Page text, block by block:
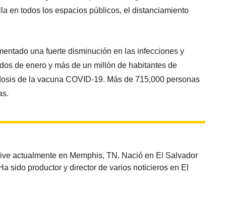
en todos los espacios públicos, el distanciamiento
una fuerte disminución en las infecciones y
de enero y más de un millón de habitantes de
de la vacuna COVID-19. Más de 715,000 personas
actualmente en Memphis, TN. Nació en El Salvador
sido productor y director de varios noticieros en El